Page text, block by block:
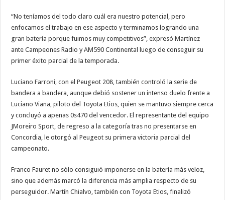
“No teníamos del todo claro cuál era nuestro potencial, pero
enfocamos el trabajo en ese aspecto y terminamos logrando una
gran batería porque fuimos muy competitivos”, expresó Martínez
ante Campeones Radio y AM590 Continental luego de conseguir su
primer éxito parcial de la temporada.
Luciano Farroni, con el Peugeot 208, también controló la serie de
bandera a bandera, aunque debió sostener un intenso duelo frente a
Luciano Viana, piloto del Toyota Etios, quien se mantuvo siempre cerca
y concluyó a apenas 0s470 del vencedor. El representante del equipo
JMoreiro Sport, de regreso a la categoría tras no presentarse en
Concordia, le otorgó al Peugeot su primera victoria parcial del
campeonato.
Franco Fauret no sólo consiguió imponerse en la batería más veloz,
sino que además marcó la diferencia más amplia respecto de su
perseguidor. Martín Chialvo, también con Toyota Etios, finalizó